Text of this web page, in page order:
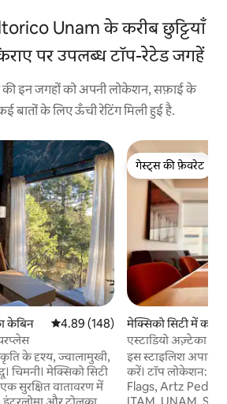
Unam के करीब छुट्टियाँ
पर उपलब्ध टॉप-रेटेड जगहें
की इन जगहों को अपनी लोकेशन, सफ़ाई के
बातों के लिए ऊँची रेटिंग मिली हुई है.
केबिन औसत रेटिंग 5 में से 4.89, 148 समीक्षाएँ
4.89 (148)
के दृश्य, ज्वालामुखी,
चिमनी। मेक्सिको सिटी
सुरक्षित वातावरण में
गेस्ट्स की फ़ेवरेट
गेस्ट्स की फ़ेवरेट
मेक्सिको सिटी में कॉन्डो
एस्टाडियो अज़्टेका के
इस स्टाइलिश
करें। टॉप लोकेशन: Televisa San Angel, Six
Flags, Artz